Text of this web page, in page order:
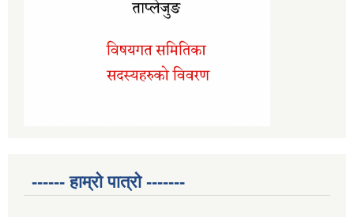
------ हाम्रो पात्रो -------